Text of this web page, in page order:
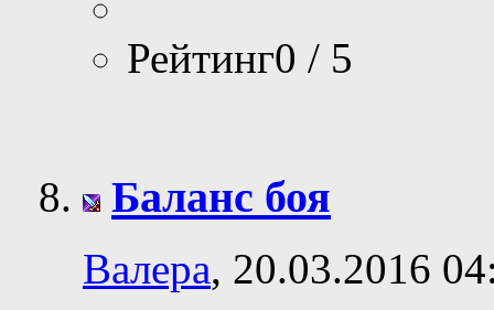
Рейтинг0 / 5
Баланс боя
Валера, 20.03.2016